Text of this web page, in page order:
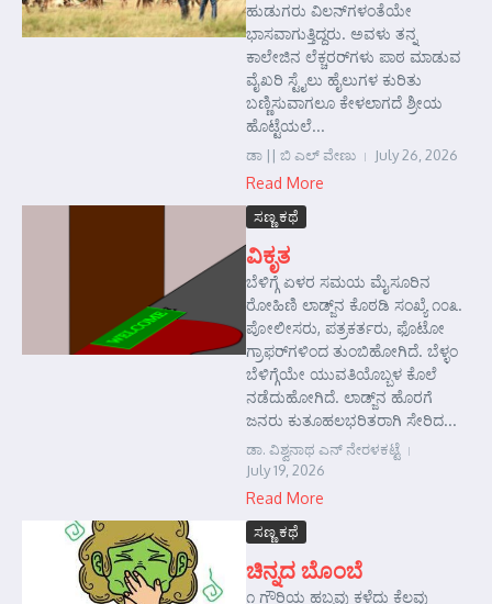
ಹುಡುಗರು ವಿಲನ್‌ಗಳಂತೆಯೇ
ಭಾಸವಾಗುತ್ತಿದ್ದರು. ಅವಳು ತನ್ನ
ಕಾಲೇಜಿನ ಲೆಕ್ಚರರ್‌ಗಳು ಪಾಠ ಮಾಡುವ
ವೈಖರಿ ಸ್ಟೈಲು ಹೈಲುಗಳ ಕುರಿತು
ಬಣ್ಣಿಸುವಾಗಲೂ ಕೇಳಲಾಗದೆ ಶ್ರೀಯ
ಹೊಟ್ಟೆಯಲೆ...
ಡಾ || ಬಿ ಎಲ್ ವೇಣು July 26, 2026
Read More
ಸಣ್ಣ ಕಥೆ
ವಿಕೃತ
ಬೆಳಿಗ್ಗೆ ಏಳರ ಸಮಯ ಮೈಸೂರಿನ
ರೋಹಿಣಿ ಲಾಡ್ಜ್‌ನ ಕೊಠಡಿ ಸಂಖ್ಯೆ ೧೦೩.
ಪೋಲೀಸರು, ಪತ್ರಕರ್ತರು, ಫೊಟೋ
ಗ್ರಾಫರ್‌ಗಳಿಂದ ತುಂಬಿಹೋಗಿದೆ. ಬೆಳ್ಳಂ
ಬೆಳಿಗ್ಗೆಯೇ ಯುವತಿಯೊಬ್ಬಳ ಕೊಲೆ
ನಡೆದುಹೋಗಿದೆ. ಲಾಡ್ಜ್‌ನ ಹೊರಗೆ
ಜನರು ಕುತೂಹಲಭರಿತರಾಗಿ ಸೇರಿದ...
ಡಾ. ವಿಶ್ವನಾಥ ಎನ್ ನೇರಳಕಟ್ಟೆ
July 19, 2026
Read More
ಸಣ್ಣ ಕಥೆ
ಚಿನ್ನದ ಬೊಂಬೆ
೧ ಗೌರಿಯ ಹಬ್ಬವು ಕಳೆದು ಕೆಲವು